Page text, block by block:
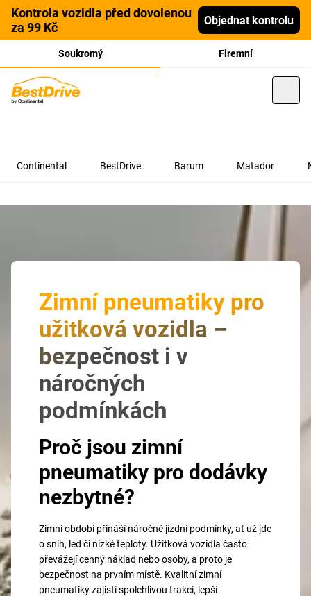
Kontrola vozidla před dovolenou
za 99 Kč
Objednat kontrolu
Soukromý Firemní
Continental BestDrive Barum Matador
Zimní pneumatiky pro
užitková vozidla –
bezpečnost i v
náročných
podmínkách
Proč jsou zimní
pneumatiky pro dodávky
nezbytné?
Zimní období přináší náročné jízdní podmínky, ať už jde
o sníh, led či nízké teploty. Užitková vozidla často
převážejí cenný náklad nebo osoby, a proto je
bezpečnost na prvním místě. Kvalitní zimní
pneumatiky zajistí spolehlivou trakci, lepší